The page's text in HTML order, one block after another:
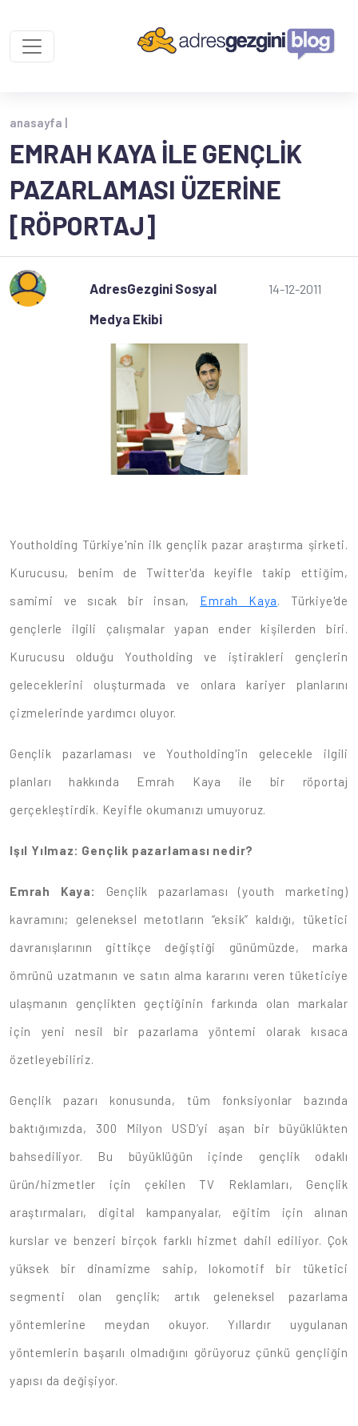
anasayfa |
EMRAH KAYA ILE GENÇLIK
PAZARLAMASI ÜZERINE
[RÖPORTAJ]
AdresGezgini Sosyal
Medya Ekibi
14-12-2011
Youtholding Türkiye'nin ilk gençlik pazar araştırma şirketi.
Kurucusu, benim de Twitter'da keyifle takip ettiğim,
samimi ve sıcak bir insan, Emrah Kaya. Türkiye'de
gençlerle ilgili çalışmalar yapan ender kişilerden biri.
Kurucusu olduğu Youtholding ve iştirakleri gençlerin
geleceklerini oluşturmada ve onlara kariyer planlarını
çizmelerinde yardımcı oluyor.
Gençlik pazarlaması ve Youtholding'in gelecekle ilgili
planları hakkında Emrah Kaya ile bir röportaj
gerçekleştirdik. Keyifle okumanızı umuyoruz.
Işıl Yılmaz: Gençlik pazarlaması nedir?
Emrah Kaya:
Gençlik pazarlaması (youth marketing)
kavramını; geleneksel metotların “eksik” kaldığı, tüketici
davranışlarının gittikçe değiştiği günümüzde, marka
ömrünü uzatmanın ve satın alma kararını veren tüketiciye
ulaşmanın gençlikten geçtiğinin farkında olan markalar
için yeni nesil bir pazarlama yöntemi olarak kısaca
özetleyebiliriz.
Gençlik pazarı konusunda, tüm fonksiyonlar bazında
baktığımızda, 300 Milyon USD’yi aşan bir büyüklükten
bahsediliyor. Bu büyüklüğün içinde gençlik odaklı
ürün/hizmetler için çekilen TV Reklamları, Gençlik
araştırmaları, digital kampanyalar, eğitim için alınan
kurslar ve benzeri birçok farklı hizmet dahil ediliyor. Çok
yüksek bir dinamizme sahip, lokomotif bir tüketici
segmenti olan gençlik; artık geleneksel pazarlama
yöntemlerine meydan okuyor. Yıllardır uygulanan
yöntemlerin başarılı olmadığını görüyoruz çünkü gençliğin
yapısı da değişiyor.